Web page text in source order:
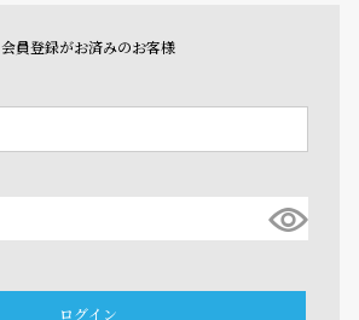
会員登録がお済みのお客様
ログイン